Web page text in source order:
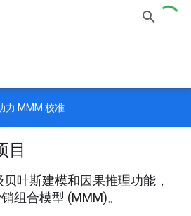
力 MMM 校准
目
叶斯建模和因果推理功能，
组合模型 (MMM)。